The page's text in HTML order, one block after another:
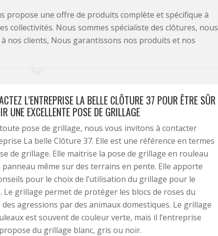
une offre de produits complète et spécifique à
collectivités. Nous sommes spécialiste des clôtures, nous
nos clients, Nous garantissons nos produits et nos
L’ENTREPRISE LA BELLE CLÔTURE 37 POUR ÊTRE SÛR
UNE EXCELLENTE POSE DE GRILLAGE
pose de grillage, nous vous invitons à contacter
La belle Clôture 37. Elle est une référence en termes
de grillage. Elle maitrise la pose de grillage en rouleau
panneau même sur des terrains en pente. Elle apporte
pour le choix de l’utilisation du grillage pour le
Le grillage permet de protéger les blocs de roses du
agressions par des animaux domestiques. Le grillage
est souvent de couleur verte, mais il l’entreprise
du grillage blanc, gris ou noir.